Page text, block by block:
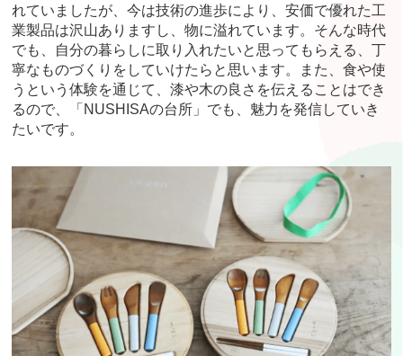
れていましたが、今は技術の進歩により、安価で優れた工
業製品は沢山ありますし、物に溢れています。そんな時代
でも、自分の暮らしに取り入れたいと思ってもらえる、丁
寧なものづくりをしていけたらと思います。また、食や使
うという体験を通じて、漆や木の良さを伝えることはでき
るので、「NUSHISAの台所」でも、魅力を発信していき
たいです。